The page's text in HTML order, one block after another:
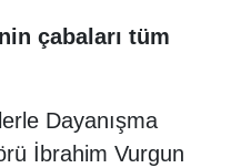
çabaları tüm
Dayanışma
İbrahim Vurgun